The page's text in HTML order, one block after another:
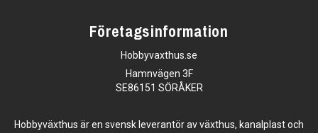
Företagsinformation
Hobbyvaxthus.se
Hamnvägen 3F
SE86151 SÖRÅKER
Hobbyväxthus är en svensk leverantör av växthus, kanalplast och